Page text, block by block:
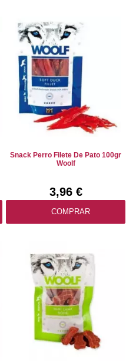
Snack Perro Filete De Pato 100gr
Woolf
3,96 €
COMPRAR